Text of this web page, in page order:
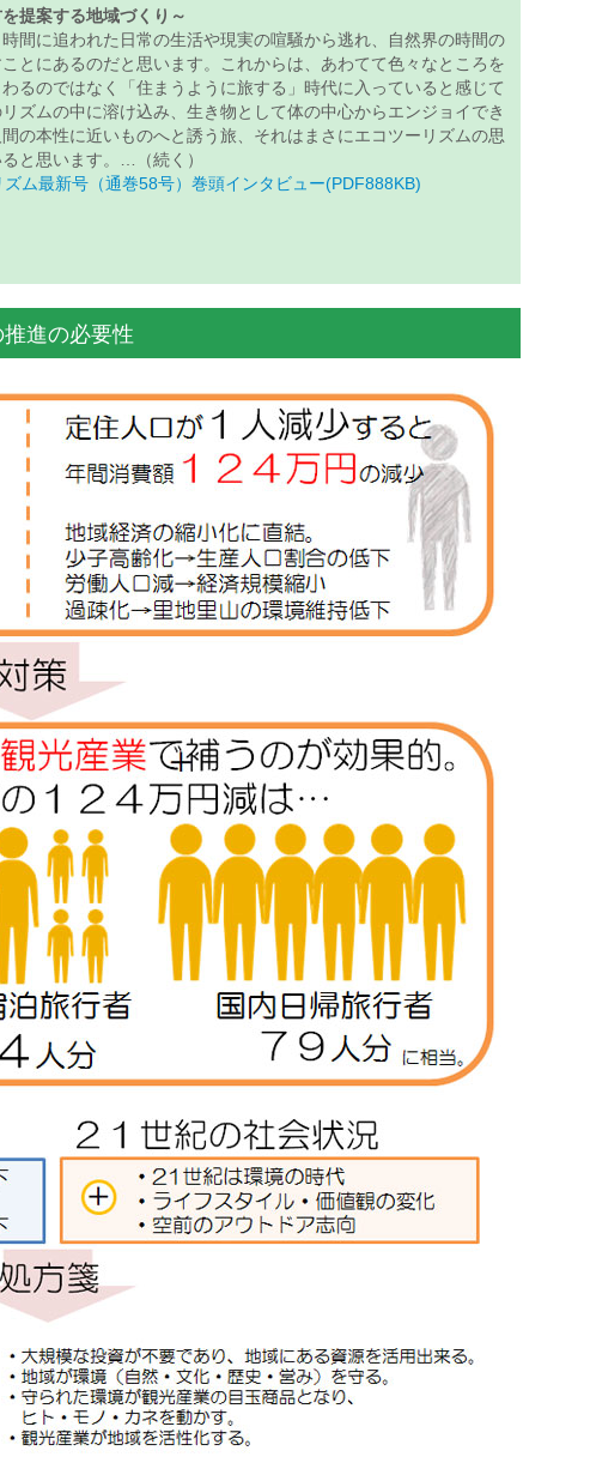
提案する地域づくり～
間に追われた日常の生活や現実の喧騒から逃れ、自然界の時間の
とにあるのだと思います。これからは、あわてて色々なところを
るのではなく「住まうように旅する」時代に入っていると感じて
ズムの中に溶け込み、生き物として体の中心からエンジョイでき
の本性に近いものへと誘う旅、それはまさにエコツーリズムの思
と思います。…（続く）
ム最新号（通巻58号）巻頭インタビュー(PDF888KB)
推進の必要性